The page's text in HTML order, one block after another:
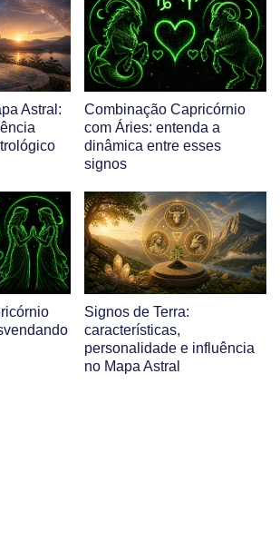
Astral:
Combinação Capricórnio
com Áries: entenda a
dinâmica entre esses
signos
Signos de Terra:
características,
personalidade e influência
no Mapa Astral